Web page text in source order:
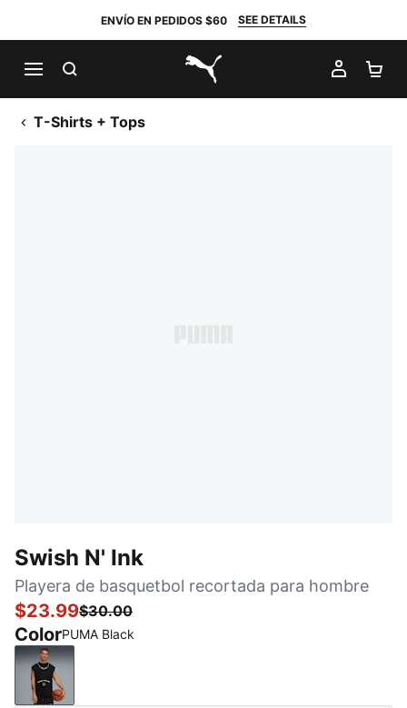
ENVÍO EN PEDIDOS $60 SEE DETAILS
PUMA.com
MI
T-Shirts + Tops
Swish N' Ink
Playera de basquetbol recortada para hombre
$23.99$30.00
ColorPUMA Black
PUMA Black